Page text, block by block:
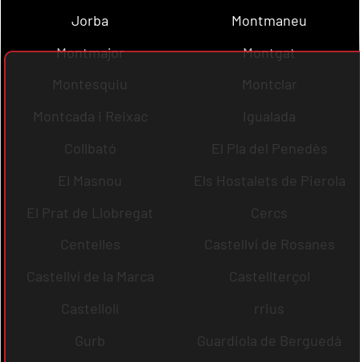
Jorba
Montmaneu
Montmajor
Montgat
Montesquiu
Montclar
Montcada i Reixac
Igualada
Collbató
El Pla del Penedès
El Masnou
Els Hostalets de Pierola
El Prat de Llobregat
Cercs
Centelles
Castellví de Rosanes
Castellví de la Marca
Castellterçol
Castellolí
rrius
Gurb
Guardiola de Berguedà